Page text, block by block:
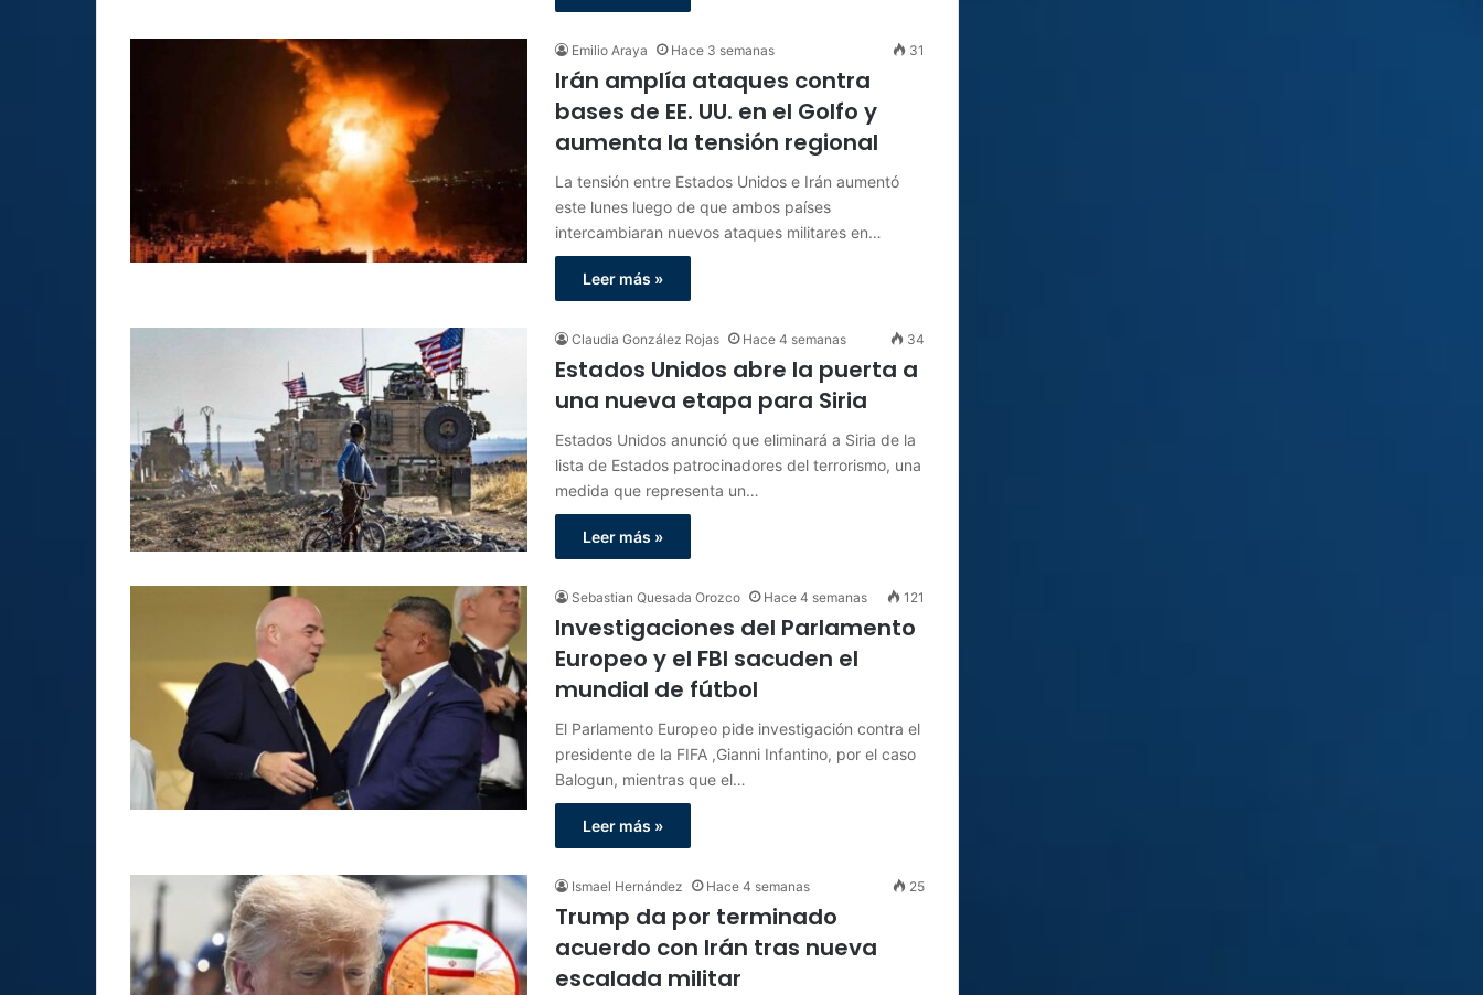
Emilio Araya Hace 3 semanas 31
Irán amplía ataques contra
bases de EE. UU. en el Golfo y
aumenta la tensión regional
La tensión entre Estados Unidos e Irán aumentó
este lunes luego de que ambos países
intercambiaran nuevos ataques militares en…
Leer más »
Claudia González Rojas Hace 4 semanas 34
Estados Unidos abre la puerta a
una nueva etapa para Siria
Estados Unidos anunció que eliminará a Siria de la
lista de Estados patrocinadores del terrorismo, una
medida que representa un…
Leer más »
Sebastian Quesada Orozco Hace 4 semanas 121
Investigaciones del Parlamento
Europeo y el FBI sacuden el
mundial de fútbol
El Parlamento Europeo pide investigación contra el
presidente de la FIFA ,Gianni Infantino, por el caso
Balogun, mientras que el…
Leer más »
Ismael Hernández Hace 4 semanas 25
Trump da por terminado
acuerdo con Irán tras nueva
escalada militar